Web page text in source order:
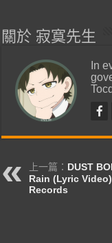
關於 寂寞先生
In
上一篇： DUST
Rain (Lyric
Records